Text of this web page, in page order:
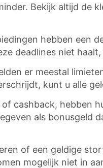
Bekijk altijd de
hebben een
deadlines niet
er meestal
kunt u alle
cashback, hebben
als bonusgeld
of een geldige
mogelijk niet in